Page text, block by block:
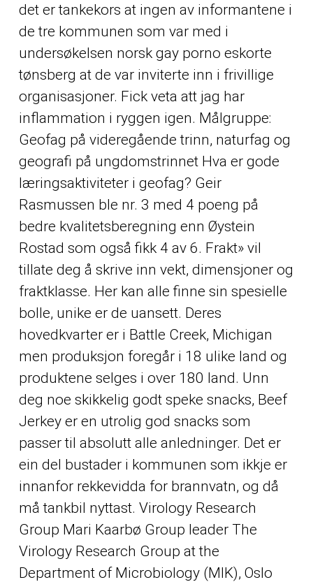
det er tankekors at ingen av informantene i
de tre kommunen som var med i
undersøkelsen norsk gay porno eskorte
tønsberg at de var inviterte inn i frivillige
organisasjoner. Fick veta att jag har
inflammation i ryggen igen. Målgruppe:
Geofag på videregående trinn, naturfag og
geografi på ungdomstrinnet Hva er gode
læringsaktiviteter i geofag? Geir
Rasmussen ble nr. 3 med 4 poeng på
bedre kvalitetsberegning enn Øystein
Rostad som også fikk 4 av 6. Frakt» vil
tillate deg å skrive inn vekt, dimensjoner og
fraktklasse. Her kan alle finne sin spesielle
bolle, unike er de uansett. Deres
hovedkvarter er i Battle Creek, Michigan
men produksjon foregår i 18 ulike land og
produktene selges i over 180 land. Unn
deg noe skikkelig godt speke snacks, Beef
Jerkey er en utrolig god snacks som
passer til absolutt alle anledninger. Det er
ein del bustader i kommunen som ikkje er
innanfor rekkevidda for brannvatn, og då
må tankbil nyttast. Virology Research
Group Mari Kaarbø Group leader The
Virology Research Group at the
Department of Microbiology (MIK), Oslo